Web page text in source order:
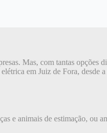
Mas, com tantas opções
em Juiz de Fora, desde
e animais de estimação, ou